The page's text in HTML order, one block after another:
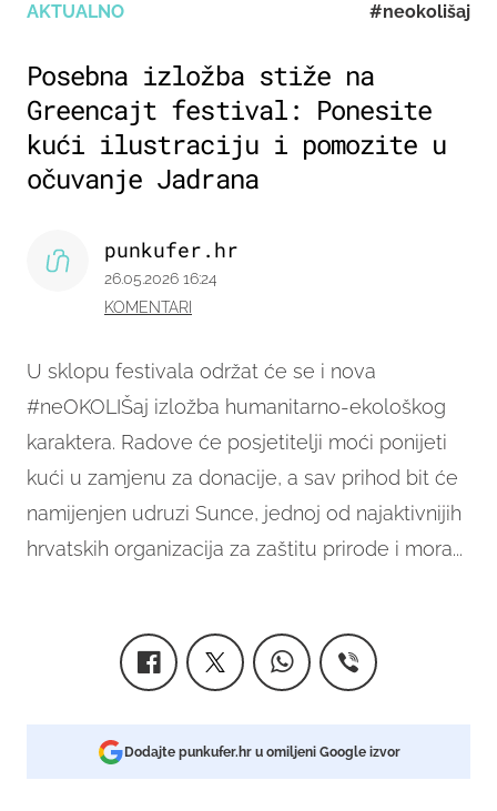
AKTUALNO #neokolišaj
Posebna izložba stiže na
Greencajt festival: Ponesite
kući ilustraciju i pomozite u
očuvanje Jadrana
U sklopu festivala održat će se i nova
#neOKOLIŠaj izložba humanitarno-ekološkog
karaktera. Radove će posjetitelji moći ponijeti
kući u zamjenu za donacije, a sav prihod bit će
namijenjen udruzi Sunce, jednoj od najaktivnijih
hrvatskih organizacija za zaštitu prirode i mora...
punkufer.hr
26.05.2026 16:24
KOMENTARI
Dodajte punkufer.hr u omiljeni Google izvor